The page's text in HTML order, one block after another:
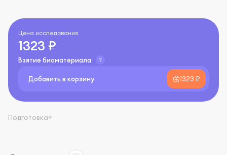
Цена исследования
1323 ₽
Взятие биоматериала
Добавить в корзину 1323 ₽
Подготовка